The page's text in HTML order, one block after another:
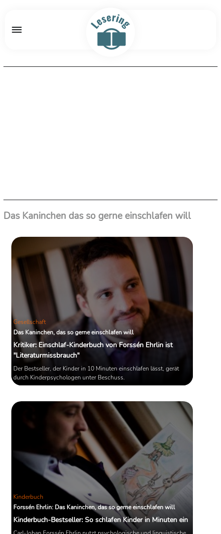
Das Kaninchen das so gerne einschlafen will
Gesellschaft
Das Kaninchen, das so gerne einschlafen will
Kritiker: Einschlaf-Kinderbuch von Forssén Ehrlin ist
"Literaturmissbrauch"
Der Bestseller, der Kinder in 10 Minuten einschlafen lässt, gerät
durch Kinderpsychologen unter Beschuss.
Kinderbuch
Forssén Ehrlin: Das Kaninchen, das so gerne einschlafen will
Kinderbuch-Bestseller: So schlafen Kinder in Minuten ein